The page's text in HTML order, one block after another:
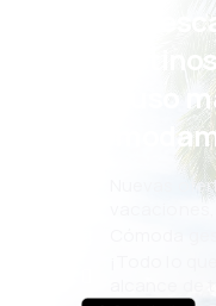
¡Eh!
incluso
Nuevas
Cómoda
¡Todo lo